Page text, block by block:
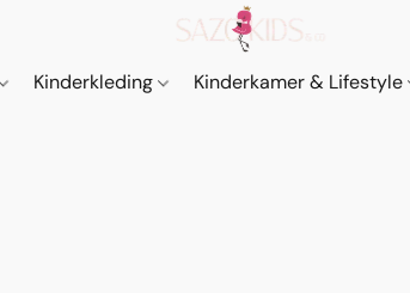
Kinderkleding Kinderkamer & Lifestyle